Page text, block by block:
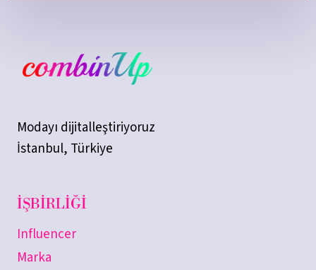
Modayı dijitalleştiriyoruz
İstanbul, Türkiye
İŞBIRLIĞI
Influencer
Marka